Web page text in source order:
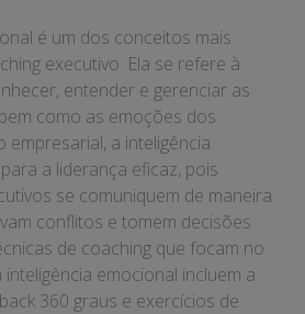
é um dos conceitos mais
executivo. Ela se refere à
entender e gerenciar as
como as emoções dos
a inteligência
a liderança eficaz, pois
se comuniquem de maneira
conflitos e tomem decisões
de coaching que focam no
emocional incluem a
360 graus e exercícios de